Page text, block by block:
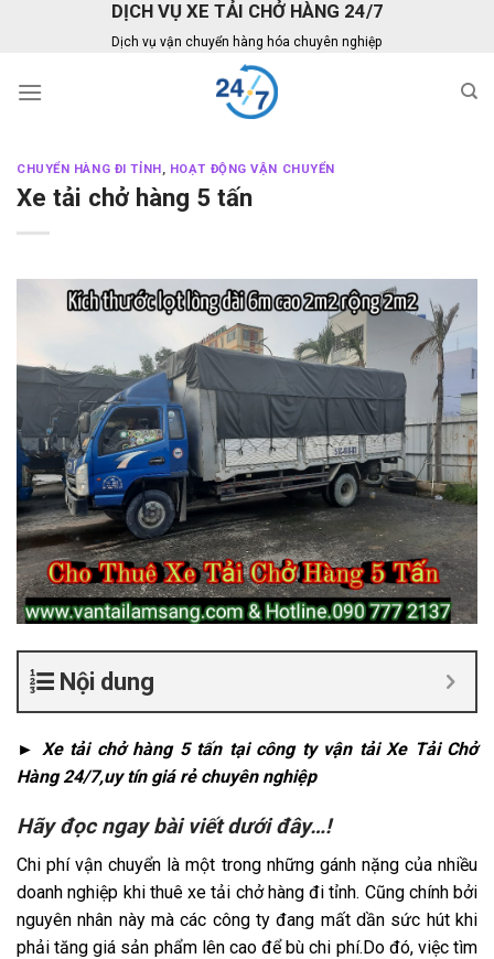
DỊCH VỤ XE TẢI CHỞ HÀNG 24/7
Dịch vụ vận chuyển hàng hóa chuyên nghiệp
CHUYỂN HÀNG ĐI TỈNH , HOẠT ĐỘNG VẬN CHUYỂN
Xe tải chở hàng 5 tấn
Nội dung
► Xe tải chở hàng 5 tấn tại công ty vận tải Xe Tải Chở
Hàng 24/7,uy tín giá rẻ chuyên nghiệp
Hãy đọc ngay bài viết dưới đây…!
Chi phí vận chuyển là một trong những gánh nặng của nhiều
doanh nghiệp khi thuê xe tải chở hàng đi tỉnh. Cũng chính bởi
nguyên nhân này mà các công ty đang mất dần sức hút khi
phải tăng giá sản phẩm lên cao để bù chi phí.Do đó, việc tìm